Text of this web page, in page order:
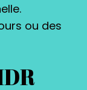
ou des